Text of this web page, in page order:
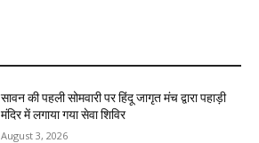
सावन की पहली सोमवारी पर हिंदू जागृत मंच द्वारा पहाड़ी
मंदिर में लगाया गया सेवा शिविर
August 3, 2026